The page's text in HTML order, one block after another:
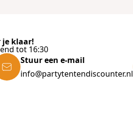
je klaar!
tot 16:30
Stuur een e-mail
info@partytentendiscounter.nl